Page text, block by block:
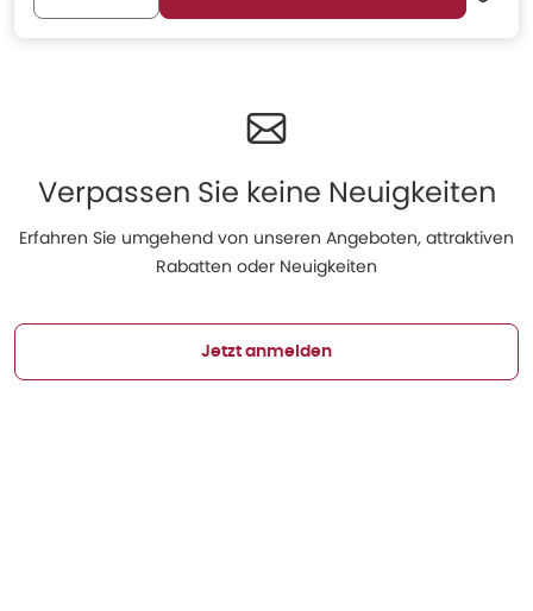
Verpassen Sie keine Neuigkeiten
Erfahren Sie umgehend von unseren Angeboten, attraktiven
Rabatten oder Neuigkeiten
Jetzt anmelden